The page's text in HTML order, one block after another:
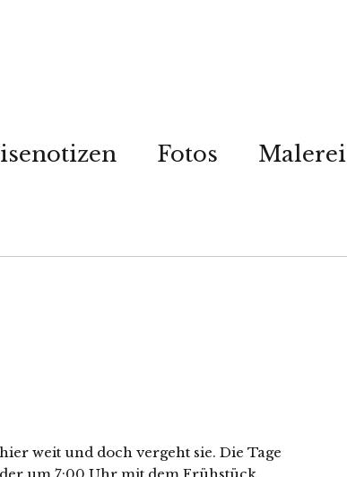
Fotos Malerei
weit und doch vergeht sie. Die Tage